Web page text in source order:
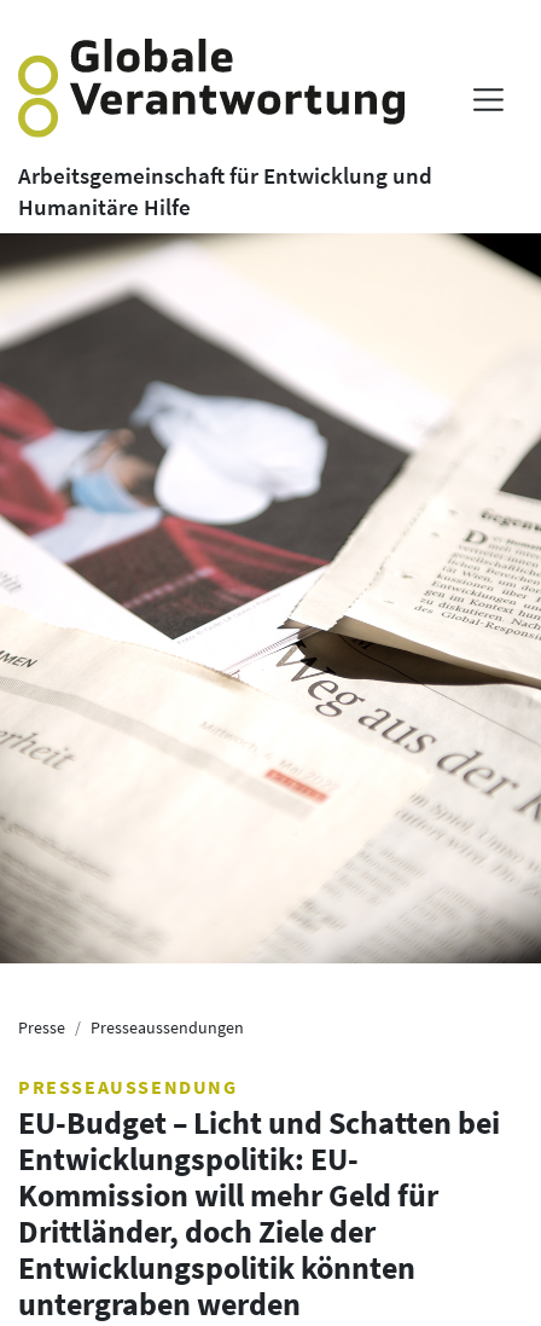
Arbeitsgemeinschaft für Entwicklung und
Humanitäre Hilfe
Presse Presseaussendungen
PRESSEAUSSENDUNG
EU-Budget – Licht und Schatten bei
Entwicklungspolitik: EU-
Kommission will mehr Geld für
Drittländer, doch Ziele der
Entwicklungspolitik könnten
untergraben werden